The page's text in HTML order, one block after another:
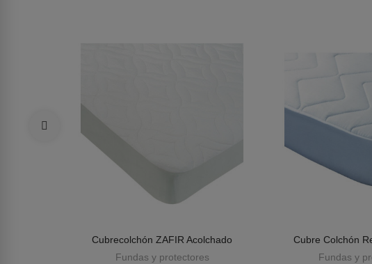
Cubrecolchón ZAFIR Acolchado
Fundas y protectores
Cubre Colchón
Fundas y